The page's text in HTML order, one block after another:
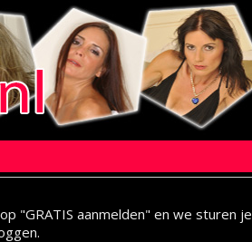
"GRATIS aanmelden" en we sturen je